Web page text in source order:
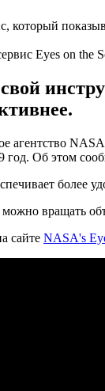
Eyes on the
агентство
год. Об этом
более
вращать
сайте NASA's